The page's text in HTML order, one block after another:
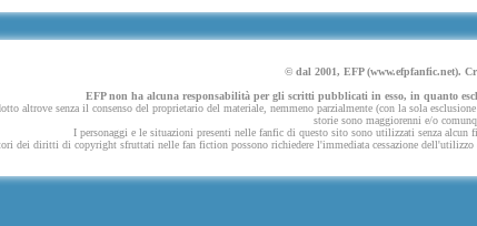
© dal 2001, EFP (www.efpfanfic.net).
EFP non ha alcuna responsabilità per gli scritti pubblicati in esso, in quanto
altrove senza il consenso del proprietario del materiale, nemmeno parzialmente (con la sola
storie sono maggiorenni e/o
I personaggi e le situazioni presenti nelle fanfic di questo sito sono utilizzati senza
dei diritti di copyright sfruttati nelle fan fiction possono richiedere l'immediata cessazione dell'utilizzo